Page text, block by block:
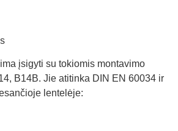
įsigyti su tokiomis montavimo
B14B. Jie atitinka DIN EN 60034 ir
lentelėje: